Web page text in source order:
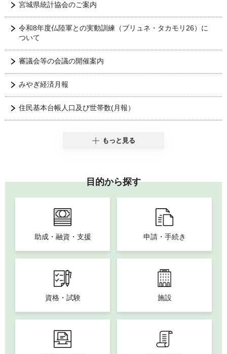
宮城県統計協会のご案内
令和8年度仏陸軍との実動訓練（ブリュネ・タカモリ26）に
ついて
審議会等の会議の開催案内
みやぎ経済月報
住民基本台帳人口及び世帯数(月報）
もっと見る
目的から探す
助成・融資・支援 申請・手続き
資格・試験 施設